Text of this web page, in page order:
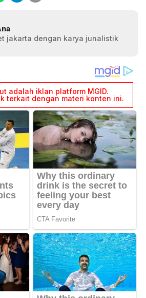
jakarta dengan karya junalistik